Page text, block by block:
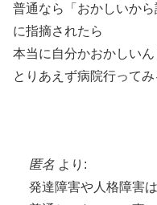
普通なら「おかしいか
に指摘されたら
本当に自分かおかしい
とりあえず病院行って
匿名 より:
発達障害や人格障害